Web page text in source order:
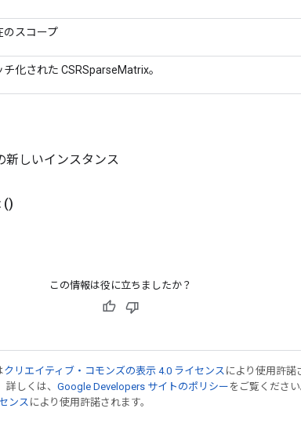
のスコープ
チ化された CSRSparseMatrix。
新しいインスタンス
()
この情報は役に立ちましたか？
クリエイティブ・コモンズの表示 4.0 ライセンス により使用許諾
詳しくは、 Google Developers サイトのポリシー をご覧くださ
ンス により使用許諾されます。